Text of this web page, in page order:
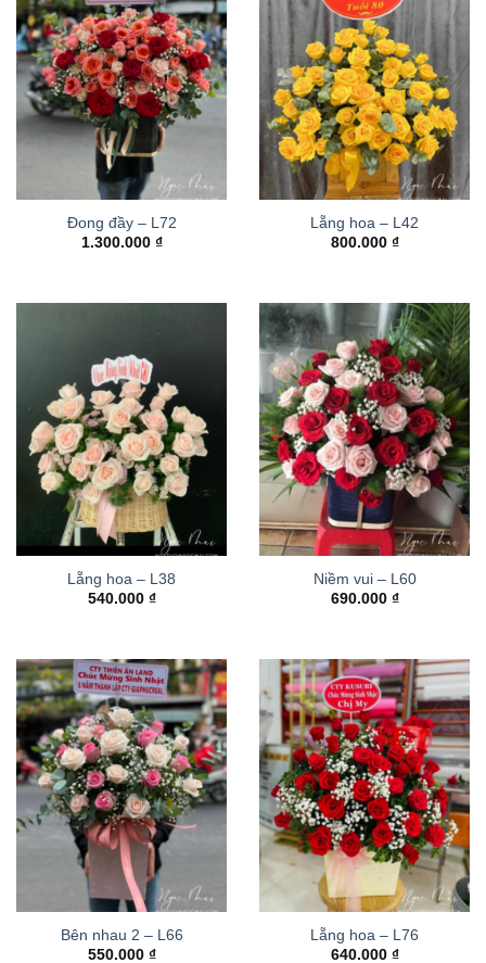
Đong đầy – L72
1.300.000 ₫
Lẵng hoa – L42
800.000 ₫
Lẵng hoa – L38
540.000 ₫
Niềm vui – L60
690.000 ₫
Bên nhau 2 – L66
550.000 ₫
Lẵng hoa – L76
640.000 ₫